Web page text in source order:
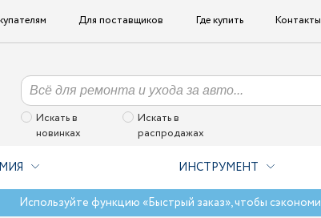
Для поставщиков Где купить Контакты
Искать в
новинках
Искать в
распродажах
ИНСТРУМЕНТ
Используйте функцию «Быстрый заказ», чтобы